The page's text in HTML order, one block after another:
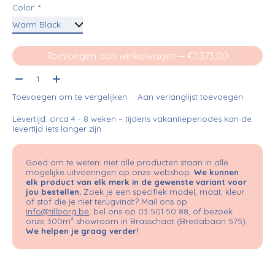
Color: *
Toevoegen aan winkelwagen
— €1.373,00
Aantal:
Toevoegen om te vergelijken Aan verlanglijst toevoegen
Levertijd: circa 4 - 8 weken – tijdens vakantieperiodes kan de
levertijd iets langer zijn
Goed om te weten: niet alle producten staan in alle
mogelijke uitvoeringen op onze webshop. We kunnen
elk product van elk merk in de gewenste variant voor
jou bestellen. Zoek je een specifiek model, maat, kleur
of stof die je niet terugvindt? Mail ons op
info@tillborg.be , bel ons op 03 501 50 88, of bezoek
onze 300m² showroom in Brasschaat (Bredabaan 575).
We helpen je graag verder!